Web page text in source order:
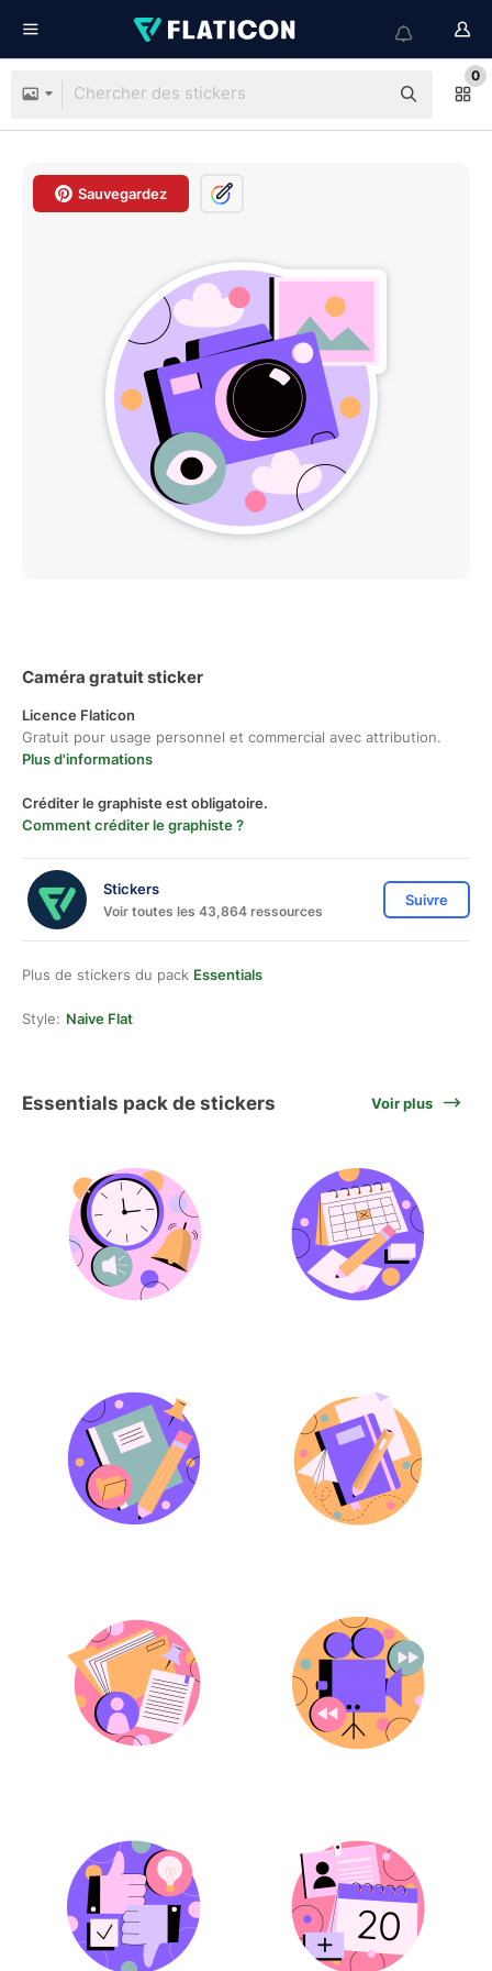
0
Sauvegardez
Caméra gratuit sticker
Licence Flaticon
Gratuit pour usage personnel et commercial avec attribution.
Plus d'informations
Créditer le graphiste est obligatoire.
Comment créditer le graphiste ?
Stickers
Voir toutes les 43,864 ressources
Suivre
Plus de stickers du pack Essentials
Style: Naive Flat
Essentials pack de stickers Voir plus